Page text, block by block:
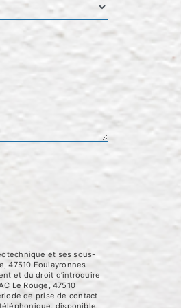
et ses sous-
47510 Foulayronnes
et du droit d’introduire
Le Rouge, 47510
de prise de contact
disponible